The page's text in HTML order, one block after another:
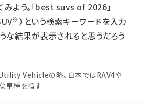
よう。「best suvs of 2026」
※）という検索キーワードを入力
な結果が表示されると思うだろう
Vehicleの略、日本ではRAV4や
車種を指す